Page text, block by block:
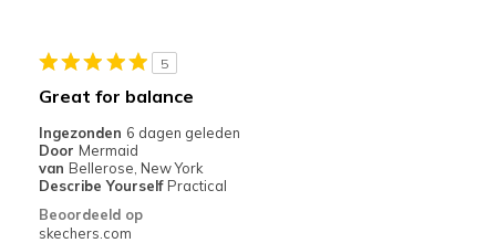
Width
Feels too wide
Sizing
5
Great for balance
Ingezonden 6 dagen geleden
Door Mermaid
van Bellerose, New York
Describe Yourself Practical
Beoordeeld op
skechers.com